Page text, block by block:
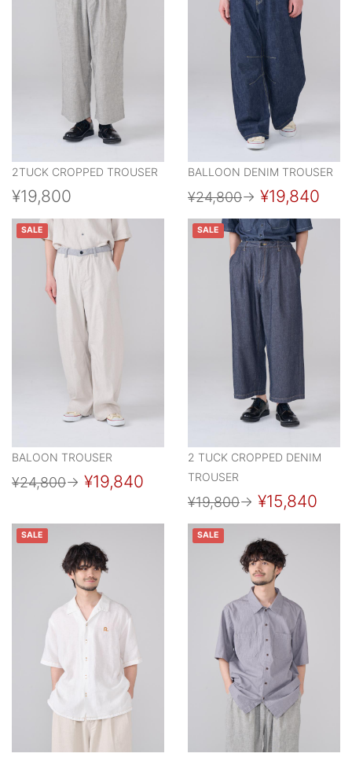
2TUCK CROPPED TROUSER
¥19,800
BALLOON DENIM TROUSER
¥24,800→ ¥19,840
SALE
BALOON TROUSER
¥24,800→ ¥19,840
SALE
2 TUCK CROPPED DENIM
TROUSER
¥19,800→ ¥15,840
SALE SALE